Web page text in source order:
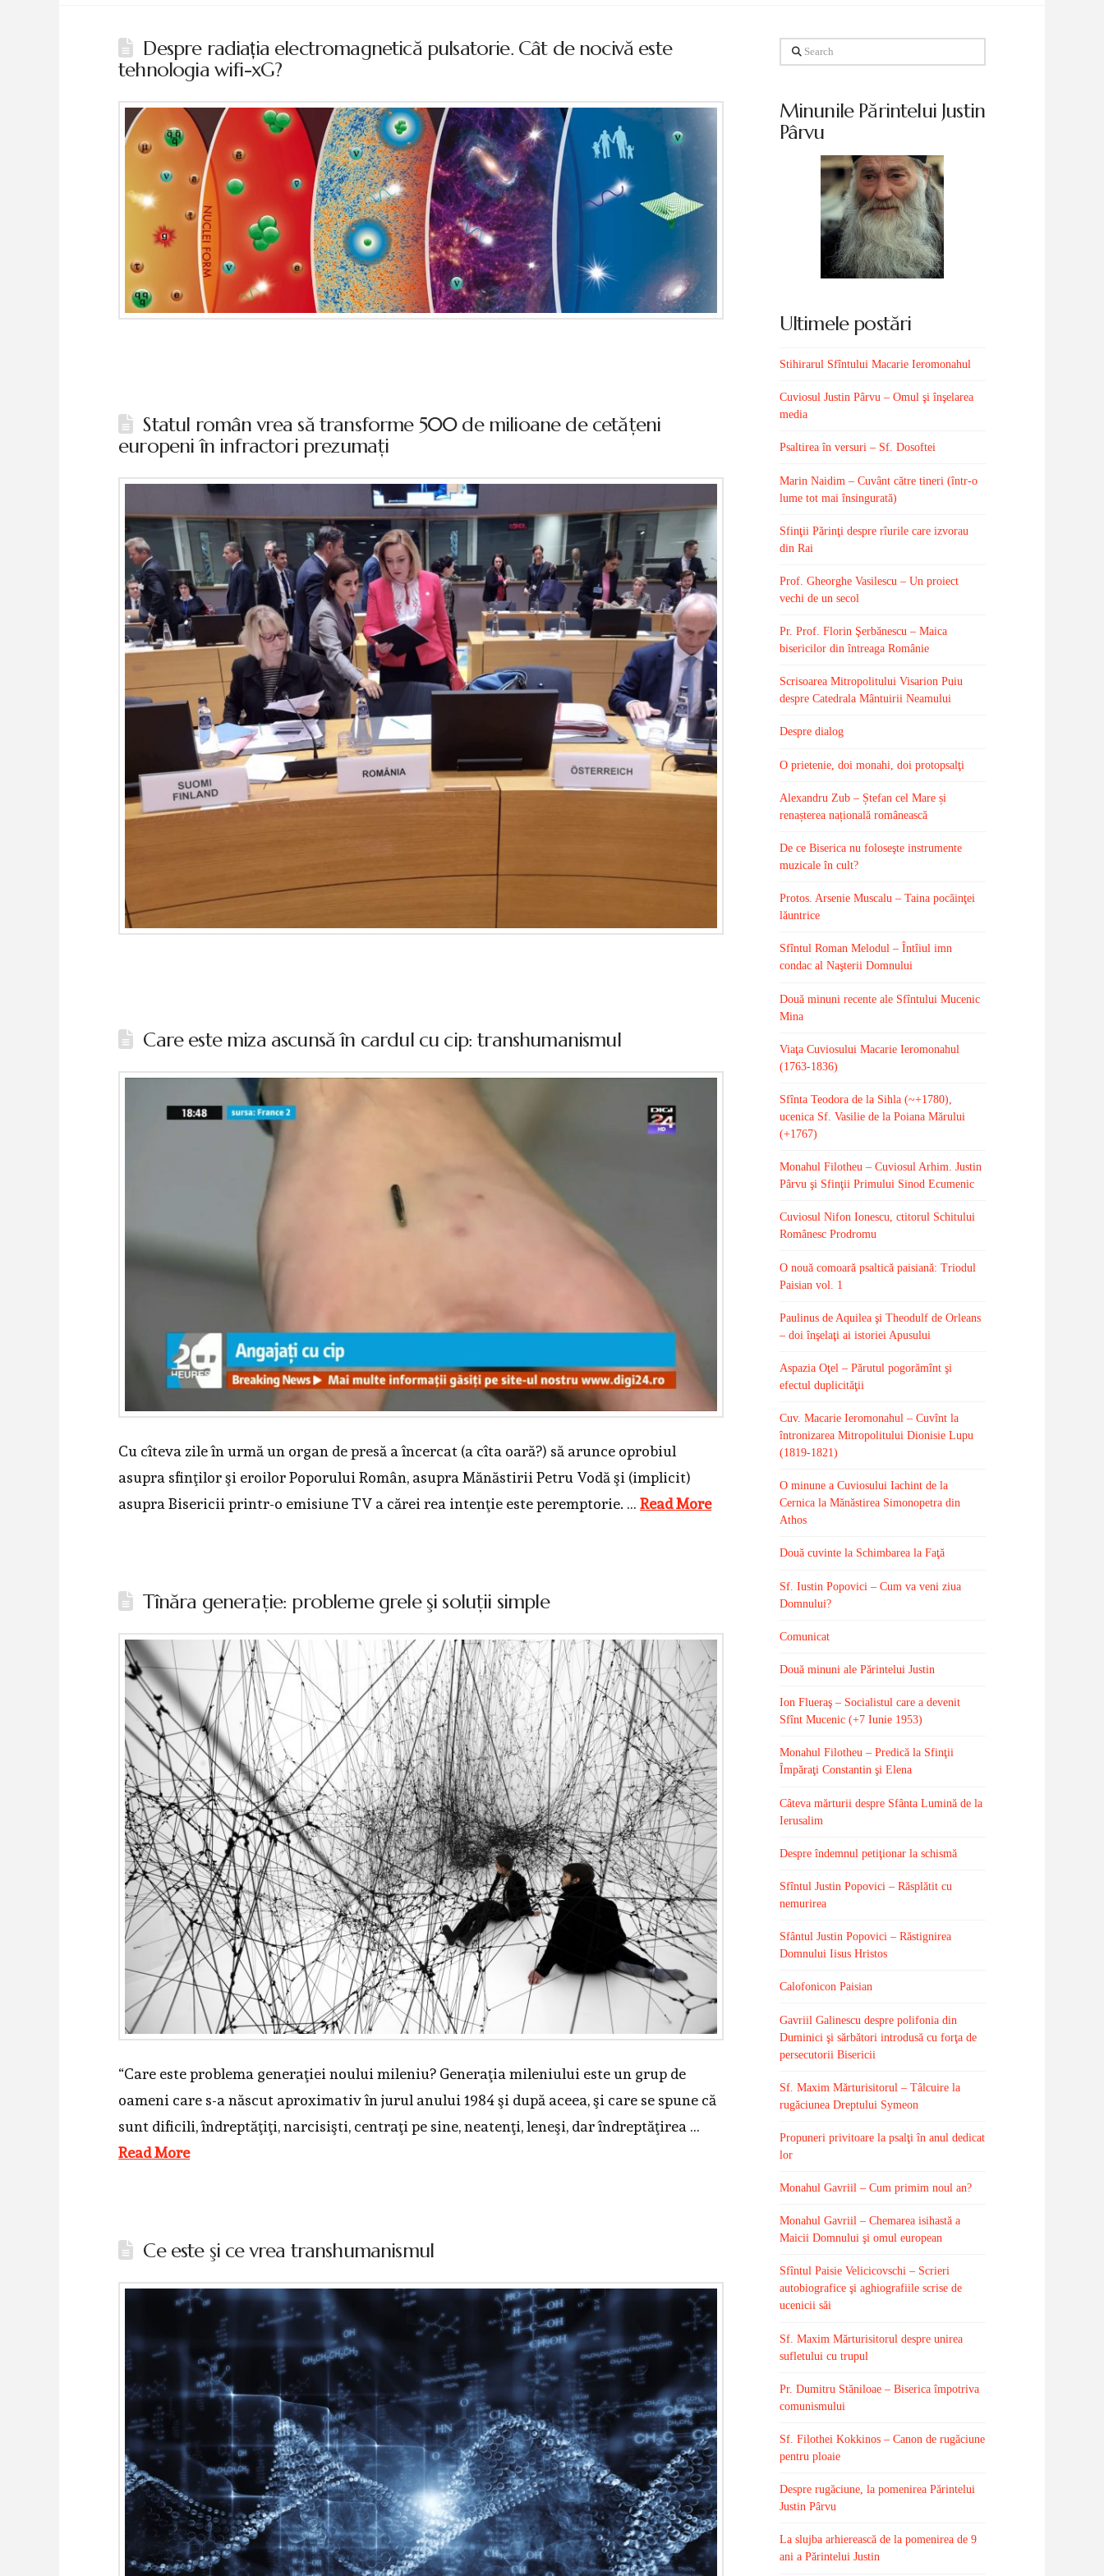
Despre radiația electromagnetică pulsatorie. Cât de nocivă este
tehnologia wifi-xG?
Statul român vrea să transforme 500 de milioane de cetăţeni
europeni în infractori prezumaţi
Care este miza ascunsă în cardul cu cip: transhumanismul
Cu cîteva zile în urmă un organ de presă a încercat (a cîta oară?) să arunce oprobiul
asupra sfinţilor şi eroilor Poporului Român, asupra Mănăstirii Petru Vodă şi (implicit)
asupra Bisericii printr-o emisiune TV a cărei rea intenţie este peremptorie. … Read More
Tînăra generaţie: probleme grele şi soluţii simple
“Care este problema generaţiei noului mileniu? Generaţia mileniului este un grup de
oameni care s-a născut aproximativ în jurul anului 1984 şi după aceea, şi care se spune că
sunt dificili, îndreptăţiţi, narcisişti, centraţi pe sine, neatenţi, leneşi, dar îndreptăţirea …
Read More
Ce este şi ce vrea transhumanismul
Search
Minunile Părintelui Justin
Pârvu
Ultimele postări
Stihirarul Sfîntului Macarie Ieromonahul
Cuviosul Justin Pârvu – Omul şi înşelarea
media
Psaltirea în versuri – Sf. Dosoftei
Marin Naidim – Cuvânt către tineri (într-o
lume tot mai însingurată)
Sfinţii Părinţi despre rîurile care izvorau
din Rai
Prof. Gheorghe Vasilescu – Un proiect
vechi de un secol
Pr. Prof. Florin Şerbănescu – Maica
bisericilor din întreaga Românie
Scrisoarea Mitropolitului Visarion Puiu
despre Catedrala Mântuirii Neamului
Despre dialog
O prietenie, doi monahi, doi protopsalţi
Alexandru Zub – Ștefan cel Mare și
renașterea națională românească
De ce Biserica nu foloseşte instrumente
muzicale în cult?
Protos. Arsenie Muscalu – Taina pocăinţei
lăuntrice
Sfîntul Roman Melodul – Întîiul imn
condac al Naşterii Domnului
Două minuni recente ale Sfîntului Mucenic
Mina
Viaţa Cuviosului Macarie Ieromonahul
(1763-1836)
Sfînta Teodora de la Sihla (~+1780),
ucenica Sf. Vasilie de la Poiana Mărului
(+1767)
Monahul Filotheu – Cuviosul Arhim. Justin
Pârvu şi Sfinţii Primului Sinod Ecumenic
Cuviosul Nifon Ionescu, ctitorul Schitului
Românesc Prodromu
O nouă comoară psaltică paisiană: Triodul
Paisian vol. 1
Paulinus de Aquilea şi Theodulf de Orleans
– doi înşelaţi ai istoriei Apusului
Aspazia Oţel – Părutul pogorămînt şi
efectul duplicităţii
Cuv. Macarie Ieromonahul – Cuvînt la
întronizarea Mitropolitului Dionisie Lupu
(1819-1821)
O minune a Cuviosului Iachint de la
Cernica la Mănăstirea Simonopetra din
Athos
Două cuvinte la Schimbarea la Faţă
Sf. Iustin Popovici – Cum va veni ziua
Domnului?
Comunicat
Două minuni ale Părintelui Justin
Ion Flueraş – Socialistul care a devenit
Sfînt Mucenic (+7 Iunie 1953)
Monahul Filotheu – Predică la Sfinţii
Împăraţi Constantin şi Elena
Câteva mărturii despre Sfânta Lumină de la
Ierusalim
Despre îndemnul petiţionar la schismă
Sfîntul Justin Popovici – Răsplătit cu
nemurirea
Sfântul Justin Popovici – Răstignirea
Domnului Iisus Hristos
Calofonicon Paisian
Gavriil Galinescu despre polifonia din
Duminici şi sărbători introdusă cu forţa de
persecutorii Bisericii
Sf. Maxim Mărturisitorul – Tâlcuire la
rugăciunea Dreptului Symeon
Propuneri privitoare la psalţi în anul dedicat
lor
Monahul Gavriil – Cum primim noul an?
Monahul Gavriil – Chemarea isihastă a
Maicii Domnului şi omul european
Sfîntul Paisie Velicicovschi – Scrieri
autobiografice şi aghiografiile scrise de
ucenicii săi
Sf. Maxim Mărturisitorul despre unirea
sufletului cu trupul
Pr. Dumitru Stăniloae – Biserica împotriva
comunismului
Sf. Filothei Kokkinos – Canon de rugăciune
pentru ploaie
Despre rugăciune, la pomenirea Părintelui
Justin Pârvu
La slujba arhierească de la pomenirea de 9
ani a Părintelui Justin